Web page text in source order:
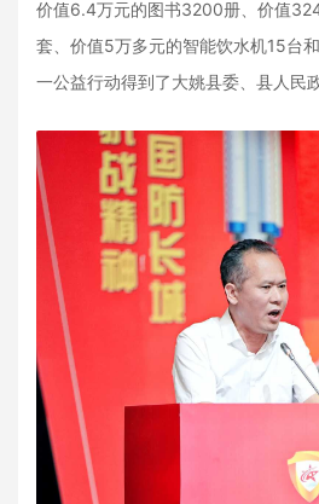
价值6.4万元的图书3200册、价值
套、价值5万多元的智能饮水机15台
一公益行动得到了大姚县委、县人民